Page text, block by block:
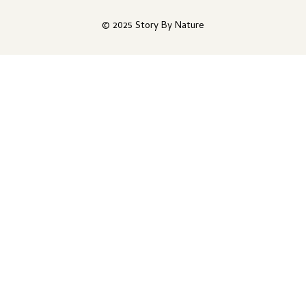
© 2025 Story By Nature